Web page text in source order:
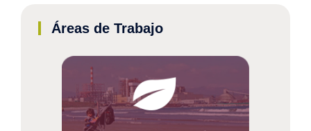
Áreas de Trabajo